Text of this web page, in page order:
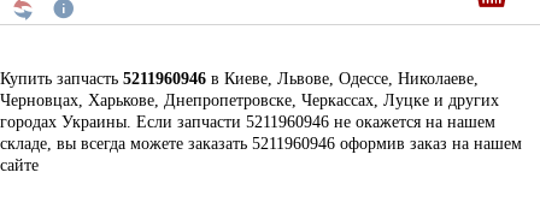
Купить запчасть 5211960946 в Киеве, Львове, Одессе, Николаеве,
Черновцах, Харькове, Днепропетровске, Черкассах, Луцке и других
городах Украины. Если запчасти 5211960946 не окажется на нашем
складе, вы всегда можете заказать 5211960946 оформив заказ на нашем
сайте